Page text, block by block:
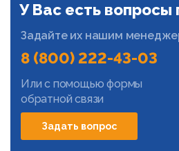
У Вас есть вопросы
Задайте их нашим
8 (800) 222-43-03
Или с помощью формы
обратной связи
Задать вопрос